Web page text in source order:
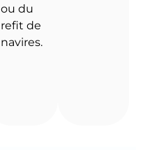
ou du
refit de
navires.